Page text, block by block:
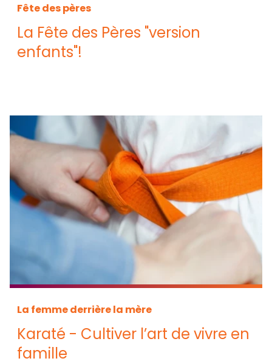
Fête des pères
La Fête des Pères "version
enfants"!
La femme derrière la mère
Karaté - Cultiver l’art de vivre en
famille